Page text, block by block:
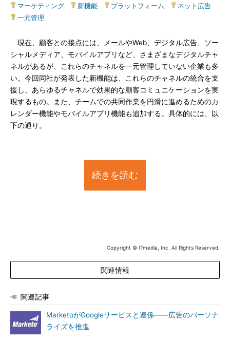
マーケティング 新機能 プラットフォーム ネット広告
一元管理
現在、顧客との接点には、メールやWeb、デジタル広告、ソー
シャルメディア、モバイルアプリなど、さまざまなデジタルチャ
ネルがあるが、これらのチャネルを一元管理していない企業も多
い。今回同社が発表した新機能は、これらのチャネルの統合を支
援し、あらゆるチャネルで効果的な顧客コミュニケーションを実
現するもの。また、チームでの共同作業を円滑に進めるためのカ
レンダー機能やモバイルアプリ機能も追加する。具体的には、以
下の通り。
続きを読む
Copyright © ITmedia, Inc. All Rights Reserved.
関連情報
関連記事
MarketoがGoogleサービスと連係――広告のパーソナ
ライズを推進